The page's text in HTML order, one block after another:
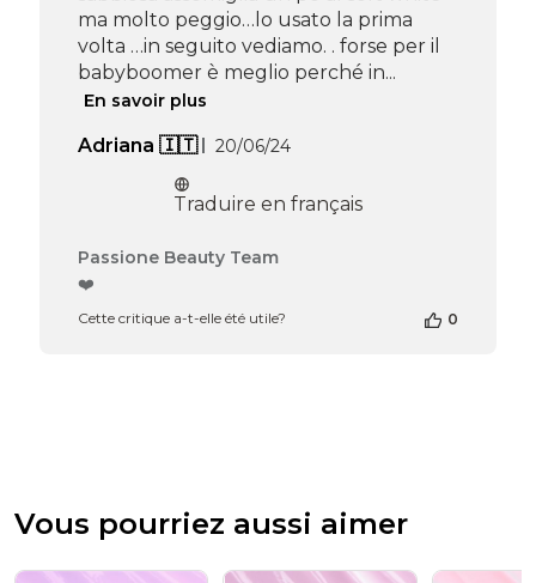
ma molto peggio…lo usato la prima
volta …in seguito vediamo. . forse per il
babyboomer è meglio perché in...
En savoir plus
Adriana 🇮🇹
Date
publication
20/06/24
Traduire en français
Commentaires
de
du
Apr
Passione Beauty Team
❤️
Cette critique a-t-elle été utile? 0
Vous pourriez aussi aimer